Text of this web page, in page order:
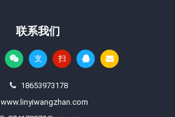
联系我们
支 扫
18653973178
www.linyiwangzhan.com